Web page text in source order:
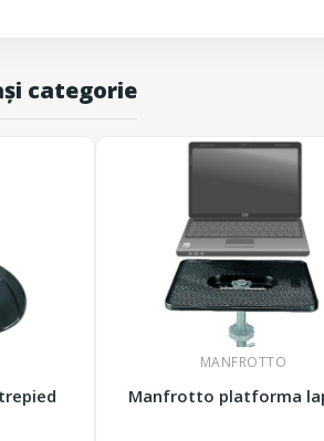
categorie
MANFROTTO
Manfrotto platforma